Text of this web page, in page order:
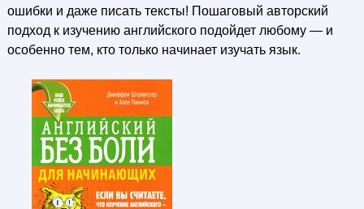
ошибки и даже писать тексты! Пошаговый авторский
подход к изучению английского подойдет любому — и
особенно тем, кто только начинает изучать язык.